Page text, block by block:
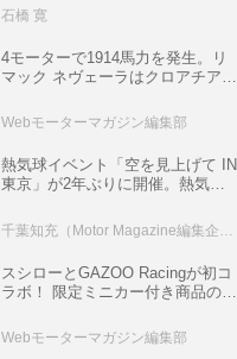
サ」に化けた理由
石橋 寛
4モーターで1914馬力を発生。リ
マック ネヴェーラはクロアチア発
ロニクル・完全版／115】
Webモーターマガジン編集部
熱気球イベント「空を見上げて IN
東京」が2年ぶりに開催。熱気球
室などのコンテンツも
スシローとGAZOO Racingが初コ
ラボ！ 限定ミニカー付き商品の
ト体験があたる抽選企画などを展
開
Webモーターマガジン編集部